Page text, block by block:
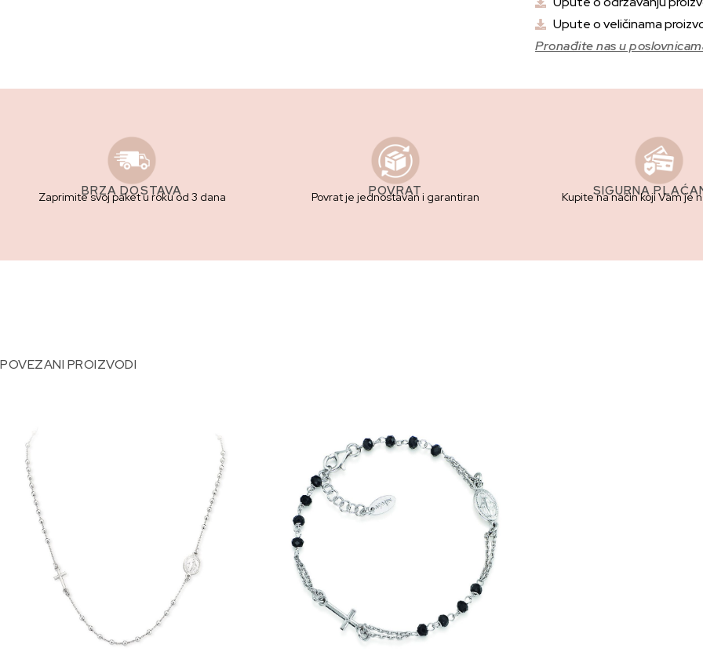
Upute o veličinama
Pronađite nas u
BRZA DOSTAVA
Zaprimite svoj paket u roku od 3 dana POVRAT
Povrat je jednostavan i garantiran SIGURNA
Kupite na način koji Vam je
POVEZANI PROIZVODI